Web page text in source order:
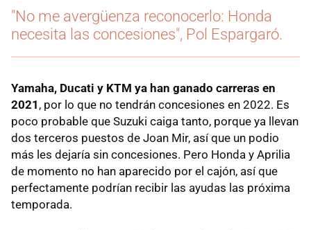
"No me avergüenza reconocerlo: Honda
necesita las concesiones", Pol Espargaró.
Yamaha, Ducati y KTM ya han ganado carreras en
2021 , por lo que no tendrán concesiones en 2022. Es
poco probable que Suzuki caiga tanto, porque ya llevan
dos terceros puestos de Joan Mir, así que un podio
más les dejaría sin concesiones. Pero Honda y Aprilia
de momento no han aparecido por el cajón, así que
perfectamente podrían recibir las ayudas las próxima
temporada.